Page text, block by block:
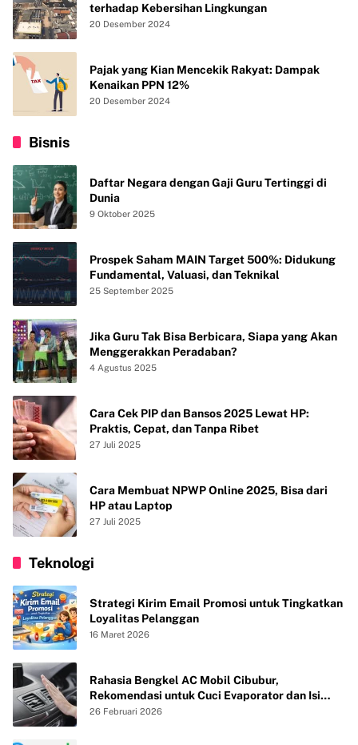
terhadap Kebersihan Lingkungan
20 Desember 2024
Pajak yang Kian Mencekik Rakyat: Dampak
Kenaikan PPN 12%
20 Desember 2024
Bisnis
Daftar Negara dengan Gaji Guru Tertinggi di
Dunia
9 Oktober 2025
Prospek Saham MAIN Target 500%: Didukung
Fundamental, Valuasi, dan Teknikal
25 September 2025
Jika Guru Tak Bisa Berbicara, Siapa yang Akan
Menggerakkan Peradaban?
4 Agustus 2025
Cara Cek PIP dan Bansos 2025 Lewat HP:
Praktis, Cepat, dan Tanpa Ribet
27 Juli 2025
Cara Membuat NPWP Online 2025, Bisa dari
HP atau Laptop
27 Juli 2025
Teknologi
Strategi Kirim Email Promosi untuk Tingkatkan
Loyalitas Pelanggan
16 Maret 2026
Rahasia Bengkel AC Mobil Cibubur,
Rekomendasi untuk Cuci Evaporator dan Isi
Freon agar AC Mobil Dingin Maksimal Tanpa
26 Februari 2026